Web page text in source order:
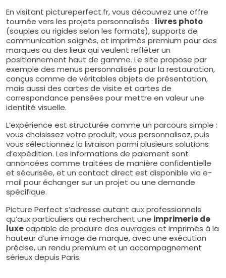
En visitant pictureperfect.fr, vous découvrez une offre
tournée vers les projets personnalisés : livres photo
(souples ou rigides selon les formats), supports de
communication soignés, et imprimés premium pour des
marques ou des lieux qui veulent refléter un
positionnement haut de gamme. Le site propose par
exemple des menus personnalisés pour la restauration,
conçus comme de véritables objets de présentation,
mais aussi des cartes de visite et cartes de
correspondance pensées pour mettre en valeur une
identité visuelle.
L’expérience est structurée comme un parcours simple :
vous choisissez votre produit, vous personnalisez, puis
vous sélectionnez la livraison parmi plusieurs solutions
d’expédition. Les informations de paiement sont
annoncées comme traitées de manière confidentielle
et sécurisée, et un contact direct est disponible via e-
mail pour échanger sur un projet ou une demande
spécifique.
Picture Perfect s’adresse autant aux professionnels
qu’aux particuliers qui recherchent une imprimerie de
luxecapable de produire des ouvrages et imprimés à la
hauteur d’une image de marque, avec une exécution
précise, un rendu premium et un accompagnement
sérieux depuis Paris.